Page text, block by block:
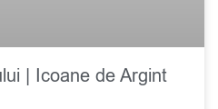
| Icoane de Argint